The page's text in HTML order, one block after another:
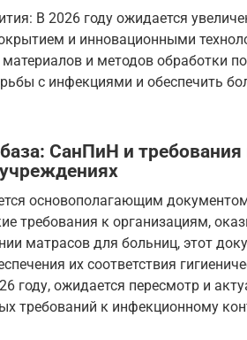
В 2026 году ожидается
и инновационными
и методов обработки
с инфекциями и обеспечить
СанПиН и
основополагающим
требования к организациям,
матрасов для больниц, этот
их соответствия
году, ожидается пересмотр и
требований к инфекционному